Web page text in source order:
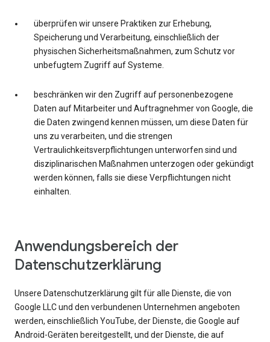
überprüfen wir unsere Praktiken zur Erhebung,
Speicherung und Verarbeitung, einschließlich der
physischen Sicherheitsmaßnahmen, zum Schutz vor
unbefugtem Zugriff auf Systeme.
beschränken wir den Zugriff auf personenbezogene
Daten auf Mitarbeiter und Auftragnehmer von Google, die
die Daten zwingend kennen müssen, um diese Daten für
uns zu verarbeiten, und die strengen
Vertraulichkeitsverpflichtungen unterworfen sind und
disziplinarischen Maßnahmen unterzogen oder gekündigt
werden können, falls sie diese Verpflichtungen nicht
einhalten.
Anwendungsbereich der
Datenschutzerklärung
Unsere Datenschutzerklärung gilt für alle Dienste, die von
Google LLC und den verbundenen Unternehmen angeboten
werden, einschließlich YouTube, der Dienste, die Google auf
Android-Geräten bereitgestellt, und der Dienste, die auf